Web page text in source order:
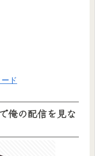
ド
俺の配信を見な